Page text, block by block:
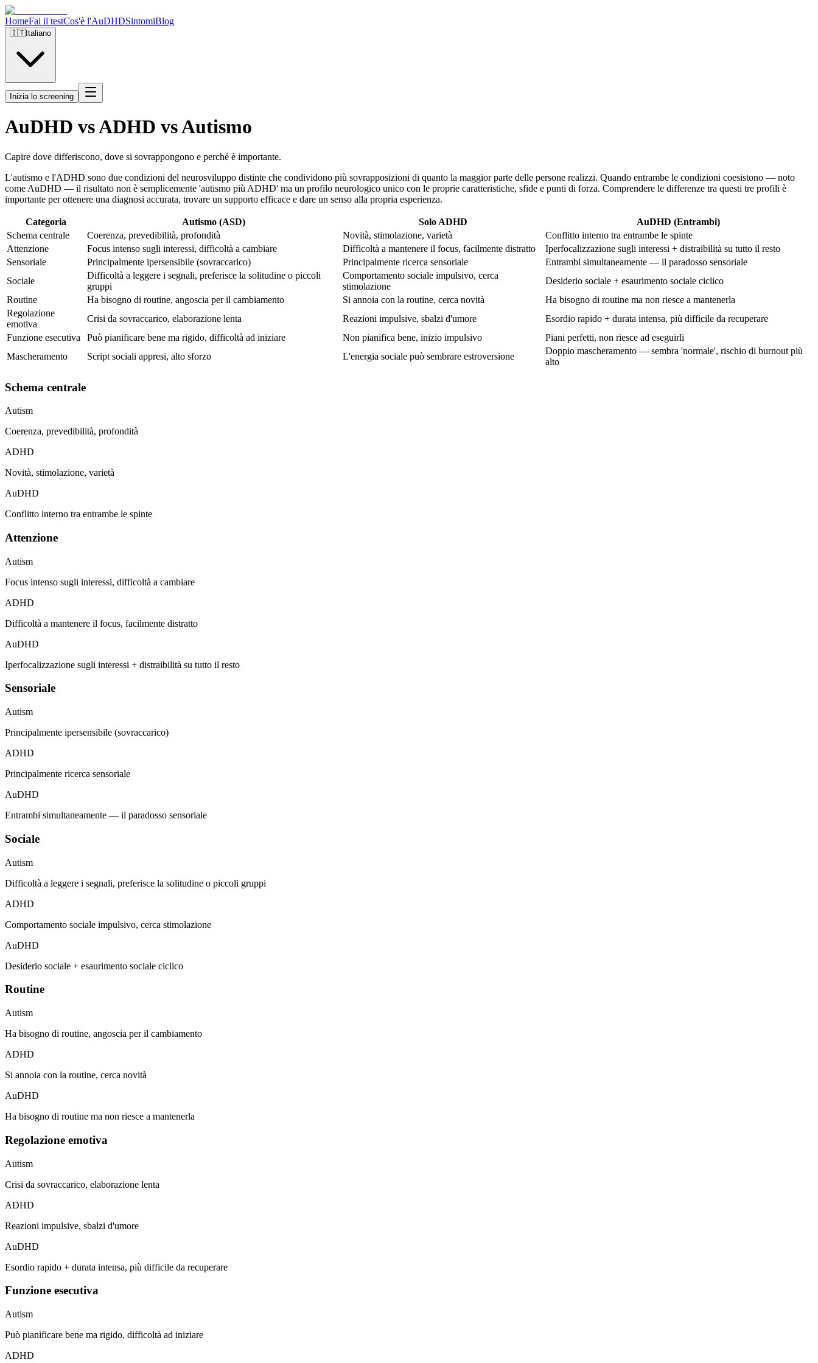
HomeFai il testCos'è l'AuDHDSintomiBlog
🇮🇹Italiano
Inizia lo screening
AuDHD vs ADHD vs Autismo
Capire dove differiscono, dove si sovrappongono e perché è importante.
L'autismo e l'ADHD sono due condizioni del neurosviluppo distinte che condividono più sovrapposizioni di quanto la maggior parte delle persone realizzi. Quando entrambe le condizioni coesistono — noto
come AuDHD — il risultato non è semplicemente 'autismo più ADHD' ma un profilo neurologico unico con le proprie caratteristiche, sfide e punti di forza. Comprendere le differenze tra questi tre profili è
importante per ottenere una diagnosi accurata, trovare un supporto efficace e dare un senso alla propria esperienza.
Categoria Autismo (ASD) Solo ADHD
AuDHD (Entrambi)
Schema centrale
Coerenza, prevedibilità, profondità Novità, stimolazione, varietà
Conflitto interno tra entrambe le spinte
Attenzione
Focus intenso sugli interessi, difficoltà a cambiare Difficoltà a mantenere il focus, facilmente distratto
Iperfocalizzazione sugli interessi + distraibilità su tutto il resto
Sensoriale
Principalmente ipersensibile (sovraccarico) Principalmente ricerca sensoriale
Entrambi simultaneamente — il paradosso sensoriale
Sociale
Difficoltà a leggere i segnali, preferisce la solitudine o piccoli
gruppi
Comportamento sociale impulsivo, cerca
stimolazione
Desiderio sociale + esaurimento sociale ciclico
Routine
Ha bisogno di routine, angoscia per il cambiamento Si annoia con la routine, cerca novità
Ha bisogno di routine ma non riesce a mantenerla
Regolazione
emotiva
Crisi da sovraccarico, elaborazione lenta Reazioni impulsive, sbalzi d'umore
Esordio rapido + durata intensa, più difficile da recuperare
Funzione esecutiva
Può pianificare bene ma rigido, difficoltà ad iniziare Non pianifica bene, inizio impulsivo
Piani perfetti, non riesce ad eseguirli
Mascheramento
Script sociali appresi, alto sforzo L'energia sociale può sembrare estroversione
Doppio mascheramento — sembra 'normale', rischio di burnout più
alto
Schema centrale
Autism
Coerenza, prevedibilità, profondità
ADHD
Novità, stimolazione, varietà
AuDHD
Conflitto interno tra entrambe le spinte
Attenzione
Autism
Focus intenso sugli interessi, difficoltà a cambiare
ADHD
Difficoltà a mantenere il focus, facilmente distratto
AuDHD
Iperfocalizzazione sugli interessi + distraibilità su tutto il resto
Sensoriale
Autism
Principalmente ipersensibile (sovraccarico)
ADHD
Principalmente ricerca sensoriale
AuDHD
Entrambi simultaneamente — il paradosso sensoriale
Sociale
Autism
Difficoltà a leggere i segnali, preferisce la solitudine o piccoli gruppi
ADHD
Comportamento sociale impulsivo, cerca stimolazione
AuDHD
Desiderio sociale + esaurimento sociale ciclico
Routine
Autism
Ha bisogno di routine, angoscia per il cambiamento
ADHD
Si annoia con la routine, cerca novità
AuDHD
Ha bisogno di routine ma non riesce a mantenerla
Regolazione emotiva
Autism
Crisi da sovraccarico, elaborazione lenta
ADHD
Reazioni impulsive, sbalzi d'umore
AuDHD
Esordio rapido + durata intensa, più difficile da recuperare
Funzione esecutiva
Autism
Può pianificare bene ma rigido, difficoltà ad iniziare
ADHD